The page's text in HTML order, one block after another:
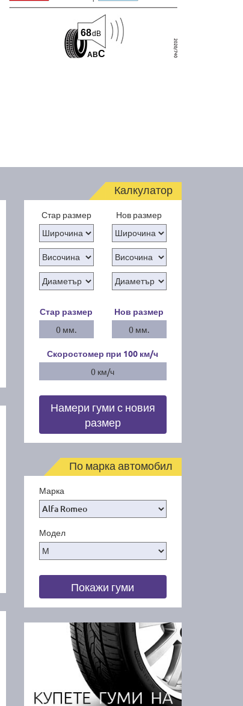
ABC
68dB
Калкулатор
Стар размер Нов размер
Стар размер
0 мм.
Нов размер
0 мм.
Скоростомер при 100 км/ч
0 км/ч
Намери гуми с новия
размер
По марка автомобил
Марка
Модел
Покажи гуми